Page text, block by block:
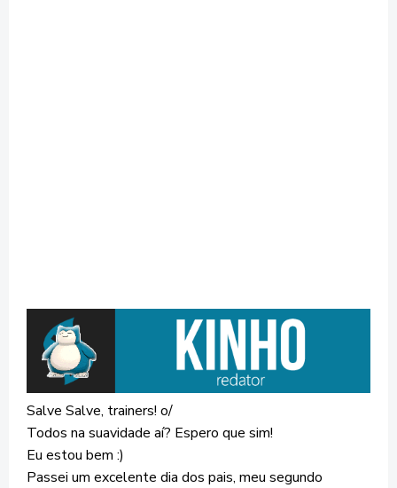
Salve Salve, trainers! o/
Todos na suavidade aí? Espero que sim!
Eu estou bem :)
Passei um excelente dia dos pais, meu segundo